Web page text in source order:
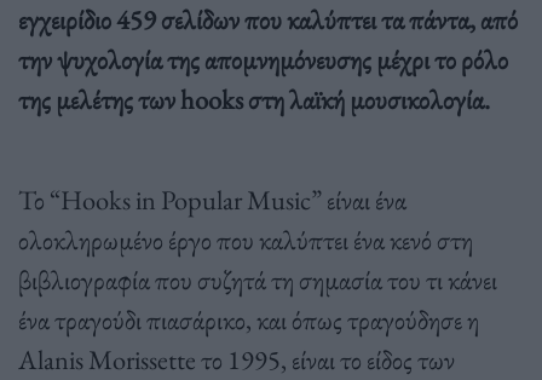
εγχειρίδιο 459 σελίδων που καλύπτει τα πάντα, από
την ψυχολογία της απομνημόνευσης μέχρι το ρόλο
της μελέτης των hooks στη λαϊκή μουσικολογία.
Το “Hooks in Popular Music” είναι ένα
ολοκληρωμένο έργο που καλύπτει ένα κενό στη
βιβλιογραφία που συζητά τη σημασία του τι κάνει
ένα τραγούδι πιασάρικο, και όπως τραγούδησε η
Alanis Morissette το 1995, είναι το είδος των